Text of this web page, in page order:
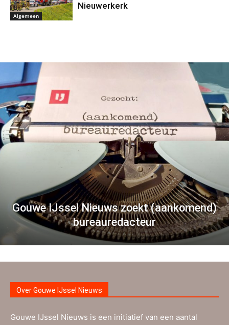
Algemeen
Nieuwerkerk
Gouwe IJssel Nieuws zoekt (aankomend)
bureauredacteur
Over Gouwe IJssel Nieuws
Gouwe IJssel Nieuws is een initiatief van een aantal